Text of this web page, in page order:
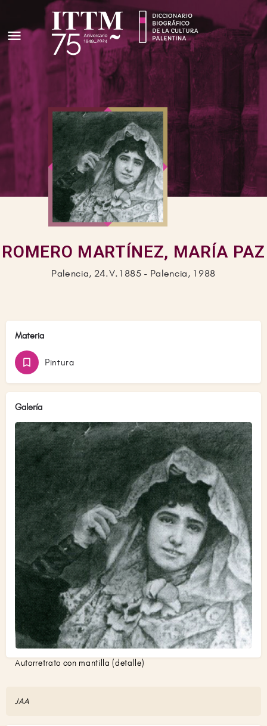
ROMERO MARTÍNEZ, MARÍA PAZ
Palencia, 24.V.1885 - Palencia, 1988
Materia
Pintura
Galería
Autorretrato con mantilla (detalle)
JAA